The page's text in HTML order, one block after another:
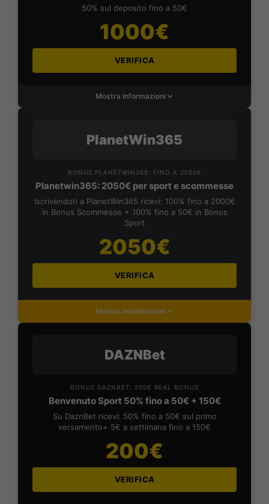
50% sul deposito fino a 50€
1000€
VERIFICA
Mostra Informazioni
PlanetWin365
BONUS PLANETWIN365: FINO A 2050€
Planetwin365: 2050€ per sport e scommesse
Iscrivendoti a PlanetWin365 ricevi: 100% fino a 2000€
in Bonus Scommesse + 100% fino a 50€ in Bonus
Sport
2050€
VERIFICA
Mostra Informazioni
DAZNBet
BONUS DAZNBET: 200€ REAL BONUS
Benvenuto Sport 50% fino a 50€ + 150€
Su DaznBet ricevi: 50% fino a 50€ sul primo
versamento+ 5€ a settimana fino a 150€
200€
VERIFICA